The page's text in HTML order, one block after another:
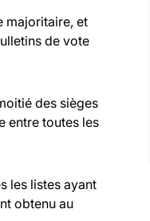
majoritaire, et
de vote
des sièges
entre toutes les
les listes ayant
obtenu au